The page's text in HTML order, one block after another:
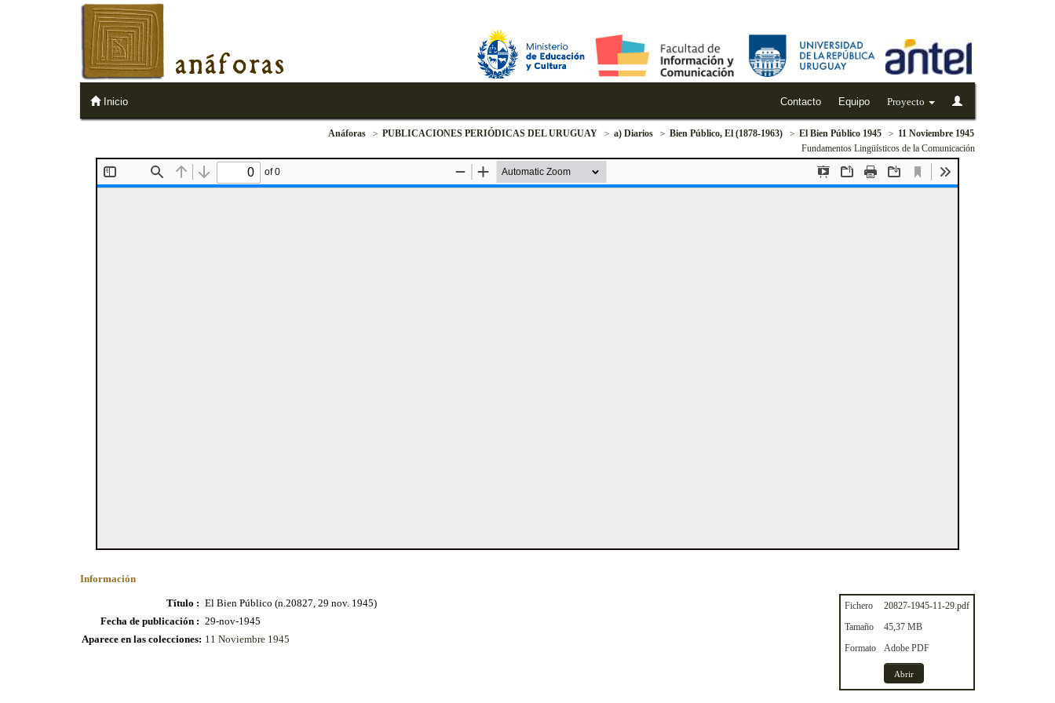
anáforas
Inicio Contacto Equipo Proyecto
Anáforas PUBLICACIONES PERIÓDICAS DEL URUGUAY a) Diarios Bien Público, El (1878-1963) El Bien Público 1945
11 Noviembre 1945
Fundamentos Lingüísticos de la Comunicación
Información
Título : El Bien Público (n.20827, 29 nov. 1945)
Fecha de publicación : 29-nov-1945
Aparece en las colecciones: 11 Noviembre 1945
Fichero
20827-1945-11-29.pdf
Tamaño
45,37 MB
Formato
Adobe PDF
Abrir